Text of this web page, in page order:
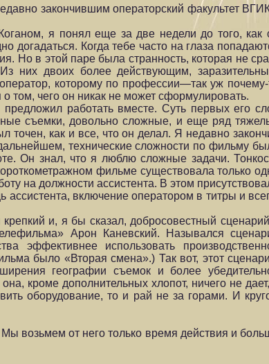
закончившим операторский факультет
я понял еще за две недели до того, как
Когда тебе часто на глаза
Но в этой паре была странность, которая не
них двоих более действующим,
которому по профессии—так уж почему-
том, чего он никак не может сформулировать.
работать вместе. Суть первых его
съемки, довольно сложные, и еще ряд
как и все, что он делал. Я недавно
технические сложности по фильму
Он знал, что я люблю сложные задачи.
фильме существовала только
на должности ассистента. В этом
включение оператором в титры и
и, я бы сказал, добросовестный
Арон Каневский. Назывался
эффективнее использовать
было «Вторая смена».) Так вот, этот
географии съемок и более
кроме дополнительных хлопот, ничего не
оборудование, то и рай не за горами. И
возьмем от него только время действия и